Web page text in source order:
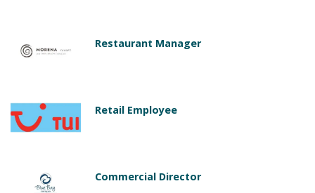
Restaurant Manager
Retail Employee
Commercial Director